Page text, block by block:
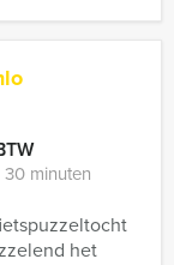
minuten
het